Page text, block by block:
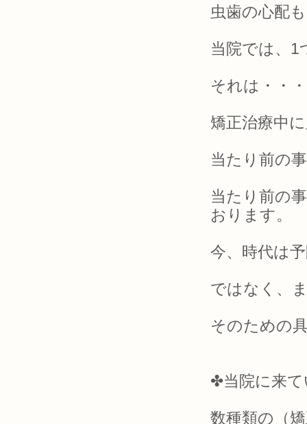
虫歯の心配
当院では、1
それは・・
矯正治療中
当たり前の
当たり前の
おります。
今、時代は
ではなく、
そのための
✤当院に来
数種類の（